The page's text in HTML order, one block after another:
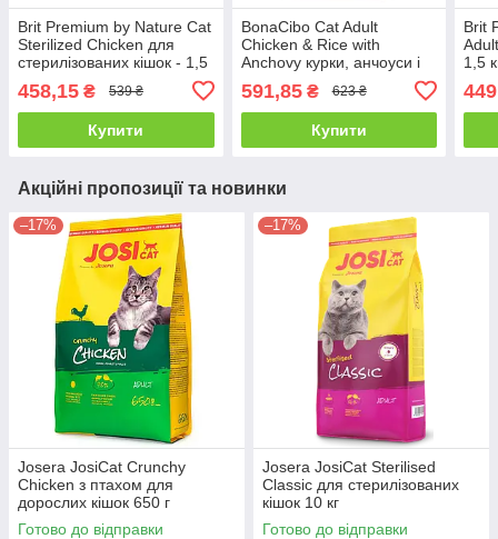
Brit Premium by Nature Cat
Sterilized Chicken для
стерилізованих кішок - 1,5
458,15 ₴ 539 ₴
Купити
BonaCibo Cat Adult
Chicken & Rice with
Anchovy курки, анчоуси і
рису для дорослих кішок -
2 кг
591,85₴ 623 ₴
Купити
Brit
1,5
Акційні пропозиції та новинки
–17%
Josera JosiCat Crunchy
Chicken з птахом для
дорослих кішок 650 г
Готово до відправки
–17%
Josera JosiCat Sterilised
Classic для стерилізованих
кішок 10 кг
Готово до відправки